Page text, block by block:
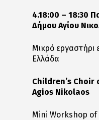
4.18:00 – 18:30
Δήμου Αγίου
Μικρό
Ελλάδα
Children’s
Agios Nikolaos
Mini Workshop